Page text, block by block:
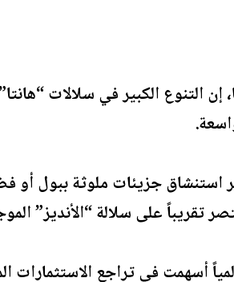
إن التنوع الكبير في سلالات
جزيئات ملوثة ببول أو
تقريباً على سلالة “الأنديز”
أسهمت في تراجع الاستثمارات